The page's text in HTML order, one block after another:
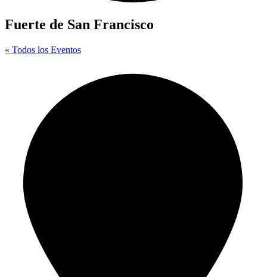
Fuerte de San Francisco
« Todos los Eventos